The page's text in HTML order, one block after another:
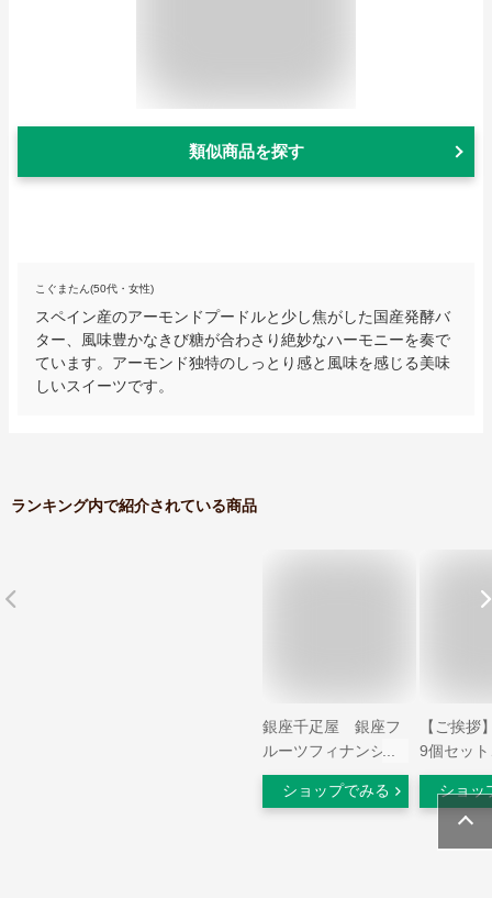
類似商品を探す
こぐまたん(50代・女性)
スペイン産のアーモンドプードルと少し焦がした国産発酵バ
ター、風味豊かなきび糖が合わさり絶妙なハーモニーを奏で
ています。アーモンド独特のしっとり感と風味を感じる美味
しいスイーツです。
ランキング内で紹介されている商品
銀座千疋屋 銀座フ
ルーツフィナンシェ
（12個入）［送料無
料］［ポイント2
ショップでみる
【ご挨拶
9個セッ
きアーモ
レンタイ
トデー、
念日、お
ショッ